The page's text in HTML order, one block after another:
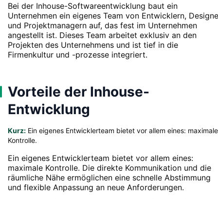
Bei der Inhouse-Softwareentwicklung baut ein
Unternehmen ein eigenes Team von Entwicklern,
und Projektmanagern auf, das fest im Unternehmen
angestellt ist. Dieses Team arbeitet exklusiv an den
Projekten des Unternehmens und ist tief in die
Firmenkultur und -prozesse integriert.
Vorteile der Inhouse-
Entwicklung
Kurz: Ein eigenes Entwicklerteam bietet vor allem eines: maximale
Kontrolle.
Ein eigenes Entwicklerteam bietet vor allem eines:
maximale Kontrolle. Die direkte Kommunikation und die
räumliche Nähe ermöglichen eine schnelle Abstimmung
und flexible Anpassung an neue Anforderungen.